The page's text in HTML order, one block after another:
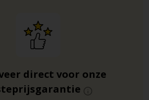
direct voor onze